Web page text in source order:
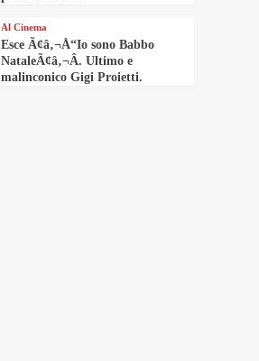
Al Cinema
Esce Ã¢â‚¬Å“Io sono Babbo
NataleÃ¢â‚¬Â. Ultimo e
malinconico Gigi Proietti.